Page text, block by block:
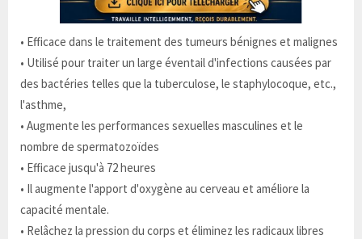
• Efficace dans le traitement des tumeurs bénignes et malignes
• Utilisé pour traiter un large éventail d'infections causées par
des bactéries telles que la tuberculose, le staphylocoque, etc.,
l'asthme,
• Augmente les performances sexuelles masculines et le
nombre de spermatozoïdes
• Efficace jusqu'à 72 heures
• Il augmente l'apport d'oxygène au cerveau et améliore la
capacité mentale.
• Relâchez la pression du corps et éliminez les radicaux libres